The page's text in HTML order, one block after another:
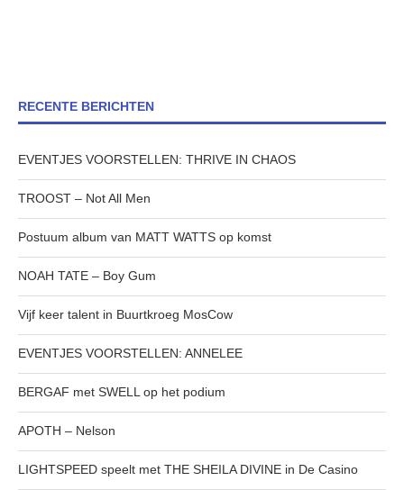
RECENTE BERICHTEN
EVENTJES VOORSTELLEN: THRIVE IN CHAOS
TROOST – Not All Men
Postuum album van MATT WATTS op komst
NOAH TATE – Boy Gum
Vijf keer talent in Buurtkroeg MosCow
EVENTJES VOORSTELLEN: ANNELEE
BERGAF met SWELL op het podium
APOTH – Nelson
LIGHTSPEED speelt met THE SHEILA DIVINE in De Casino